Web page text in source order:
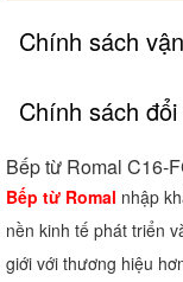
Chính sách
Chính sách
Bếp từ Romal C16-
Bếp từ Romal nhập
nền kinh tế phát triển
giới với thương hiệu